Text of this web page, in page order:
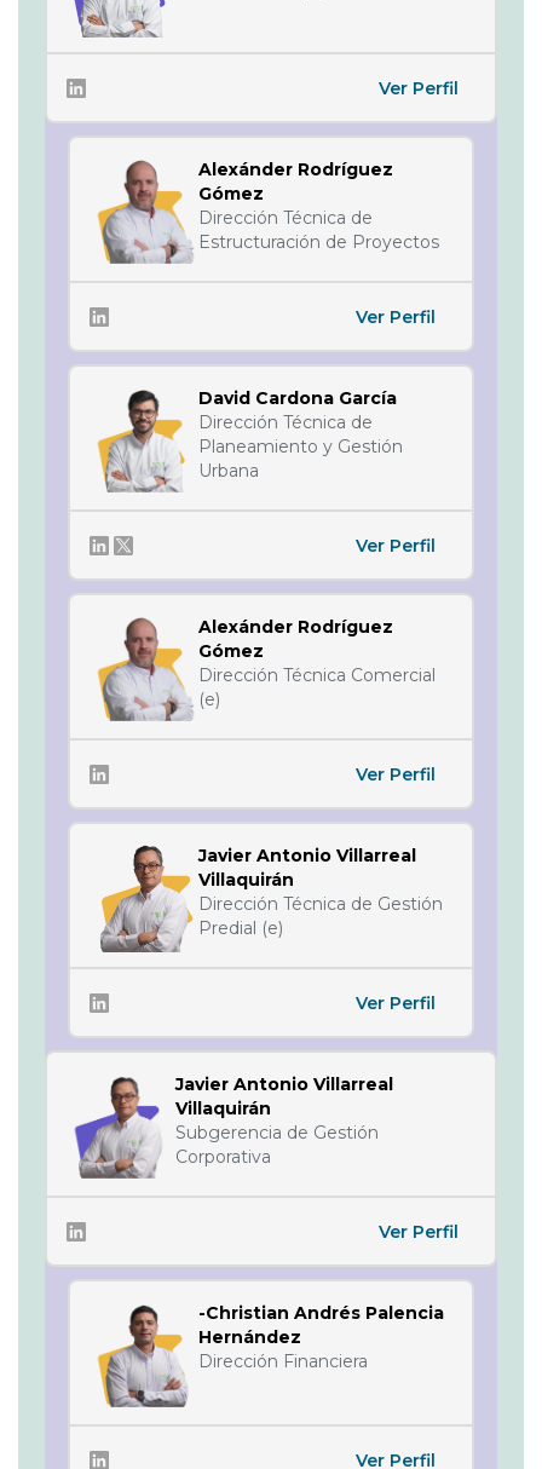
Ver Perfil
Alexánder Rodríguez
Gómez
Dirección Técnica de
Estructuración de Proyectos
Ver Perfil
David Cardona García
Dirección Técnica de
Planeamiento y Gestión
Urbana
Ver Perfil
Alexánder Rodríguez
Gómez
Dirección Técnica Comercial
(e)
Ver Perfil
Javier Antonio Villarreal
Villaquirán
Dirección Técnica de Gestión
Predial (e)
Ver Perfil
Javier Antonio Villarreal
Villaquirán
Subgerencia de Gestión
Corporativa
Ver Perfil
-Christian Andrés Palencia
Hernández
Dirección Financiera
Ver Perfil